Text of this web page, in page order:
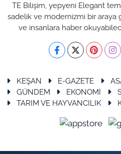
TE Bilişim, yepyeni Elegant
sadelik ve modernizmi bir araya
ve insanlara haber
KEŞAN E-GAZETE
GÜNDEM
EKONOMİ
TARIM VE HAYVANCILIK